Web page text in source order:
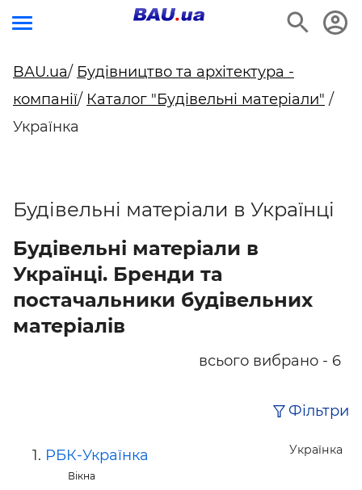
BAU.ua/ Будівництво та архітектура -
компанії/ Каталог "Будівельні матеріали" /
Українка
Будівельні матеріали в Українці
Будівельні матеріали в
Українці. Бренди та
постачальники будівельних
матеріалів
всього вибрано - 6
Фільтри
Українка
РБК-Українка
Вікна